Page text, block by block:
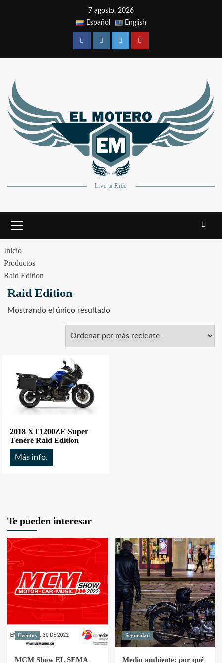
7 agosto, 2026
Español
English
Inicio
Productos
Raid Edition
Raid Edition
Mostrando el único resultado
2018 XT1200ZE Super
Ténéré Raid Edition
Más info.
Te pueden interesar
Eventos
MCM Show EL SEMA
Seguridad
Medio ambiente: por qué